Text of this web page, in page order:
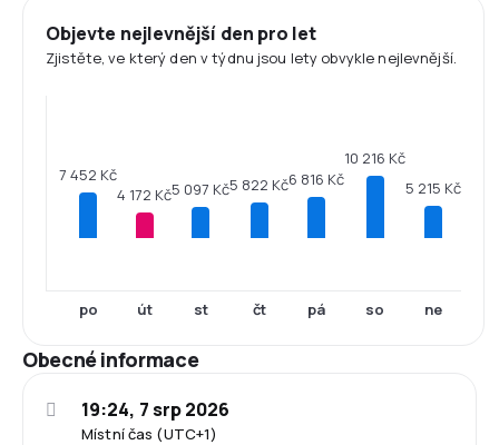
Objevte nejlevnější den pro let
Zjistěte, ve který den v týdnu jsou lety obvykle nejlevnější.
7 452 Kč
po
4 172 Kč
út
5 097 Kč
st
5 822 Kč
čt
6 816 Kč
pá
10 216 Kč
so
5 215 Kč
ne
Obecné informace
Místní čas (UTC+1)
19:24, 7 srp 2026